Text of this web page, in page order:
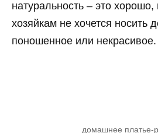
натуральность – это
хозяйкам не хочется носить
поношенное или некрасивое.
домашнее платье-